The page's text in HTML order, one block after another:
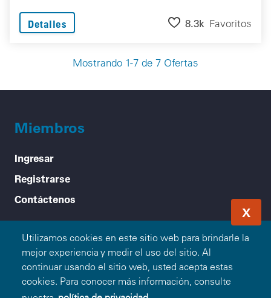
Utilizamos cookies en este sitio web para brindarle la
mejor experiencia y medir el uso del sitio. Al
continuar usando el sitio web, usted acepta estas
cookies. Para conocer más información, consulte
X
Detalles 8.3k Favoritos
Mostrando 1-7 de 7 Ofertas
Miembros
Ingresar
Registrarse
Contáctenos
Acerca de Blue365
Nuestra Misión
Cómo Funciona